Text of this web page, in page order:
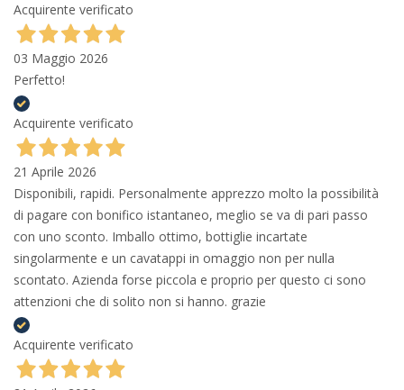
Acquirente verificato
03 Maggio 2026
Perfetto!
Acquirente verificato
21 Aprile 2026
Disponibili, rapidi. Personalmente apprezzo molto la possibilità
di pagare con bonifico istantaneo, meglio se va di pari passo
con uno sconto. Imballo ottimo, bottiglie incartate
singolarmente e un cavatappi in omaggio non per nulla
scontato. Azienda forse piccola e proprio per questo ci sono
attenzioni che di solito non si hanno. grazie
Acquirente verificato